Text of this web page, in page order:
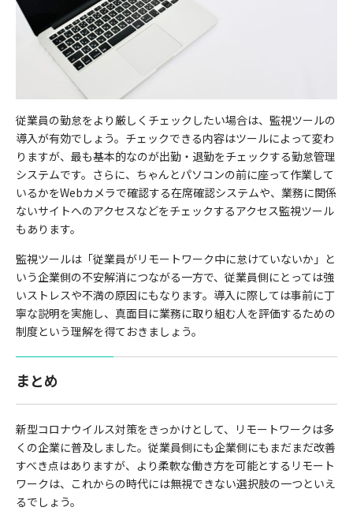
従業員の勤怠をより厳しくチェックしたい場合は、監視ツールの
導入が有効でしょう。チェックできる内容はツールによって変わ
りますが、最も基本的なのが出勤・退勤をチェックする勤怠管理
システムです。さらに、ちゃんとパソコンの前に座って作業して
いるかをWebカメラで確認する在席確認システムや、業務に関係
ないサイトへのアクセスなどをチェックするアクセス監視ツール
もあります。
監視ツールは「従業員がリモートワーク中に怠けていないか」と
いう企業側の不安解消につながる一方で、従業員側にとっては強
いストレスや不満の原因にもなります。導入に際しては事前に丁
寧な説明を実施し、真面目に業務に取り組む人を評価するための
制度という理解を得ておきましょう。
まとめ
新型コロナウイルス対策をきっかけとして、リモートワークは多
くの企業に普及しました。従業員側にも企業側にもまだまだ改善
すべき点はありますが、より柔軟な働き方を可能とするリモート
ワークは、これからの時代には無視できない選択肢の一つといえ
るでしょう。